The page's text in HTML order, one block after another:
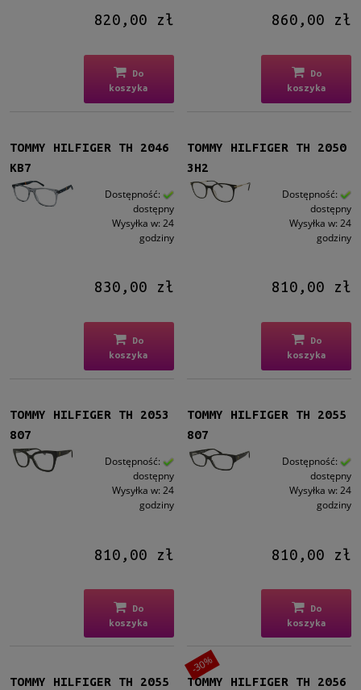
820,00 zł
Do
koszyka
860,00 zł
Do
koszyka
TOMMY HILFIGER TH 2046
KB7
Dostępność:
dostępny
Wysyłka w: 24
godziny
830,00 zł
Do
koszyka
TOMMY HILFIGER TH 2050
3H2
Dostępność:
dostępny
Wysyłka w: 24
godziny
810,00 zł
Do
koszyka
TOMMY HILFIGER TH 2053
807
Dostępność:
dostępny
Wysyłka w: 24
godziny
810,00 zł
Do
koszyka
TOMMY HILFIGER TH 2055
807
Dostępność:
dostępny
Wysyłka w: 24
godziny
810,00 zł
Do
koszyka
TOMMY HILFIGER TH 2055
TOMMY HILFIGER TH 2056
-30%